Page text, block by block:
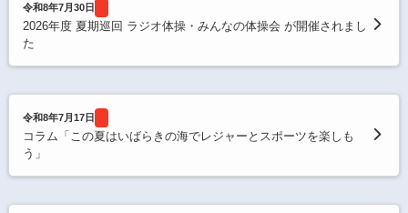
令和8年7月30日
2026年度 夏期巡回 ラジオ体操・みんなの体操会 が開催されまし
た
令和8年7月17日
コラム「この夏はいばらきの海でレジャーとスポーツを楽しも
う」